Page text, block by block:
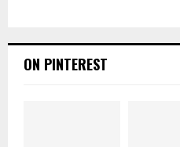
ON PINTEREST